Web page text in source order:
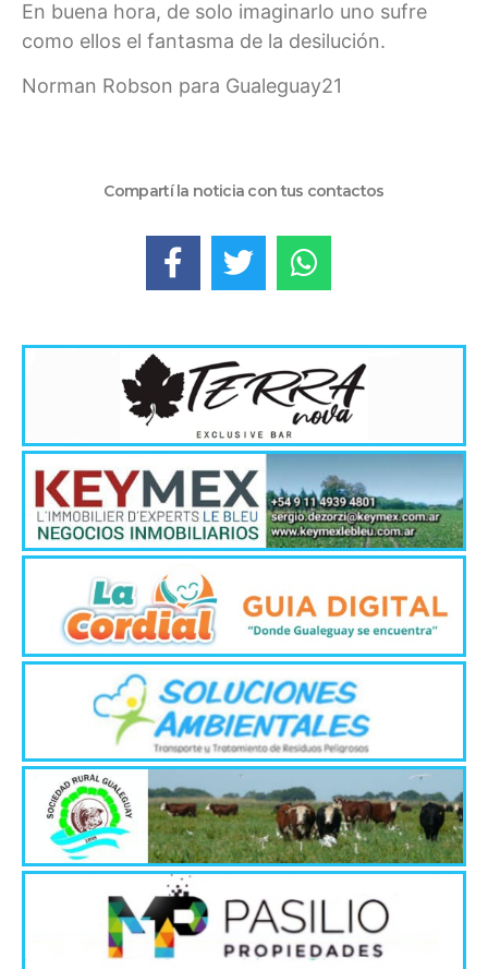
En buena hora, de solo imaginarlo uno sufre
como ellos el fantasma de la desilución.
Norman Robson para Gualeguay21
Compartí la noticia con tus contactos